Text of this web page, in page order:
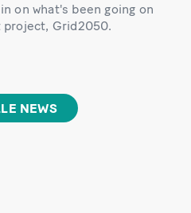
on what's been going on
project, Grid2050.
NEWS